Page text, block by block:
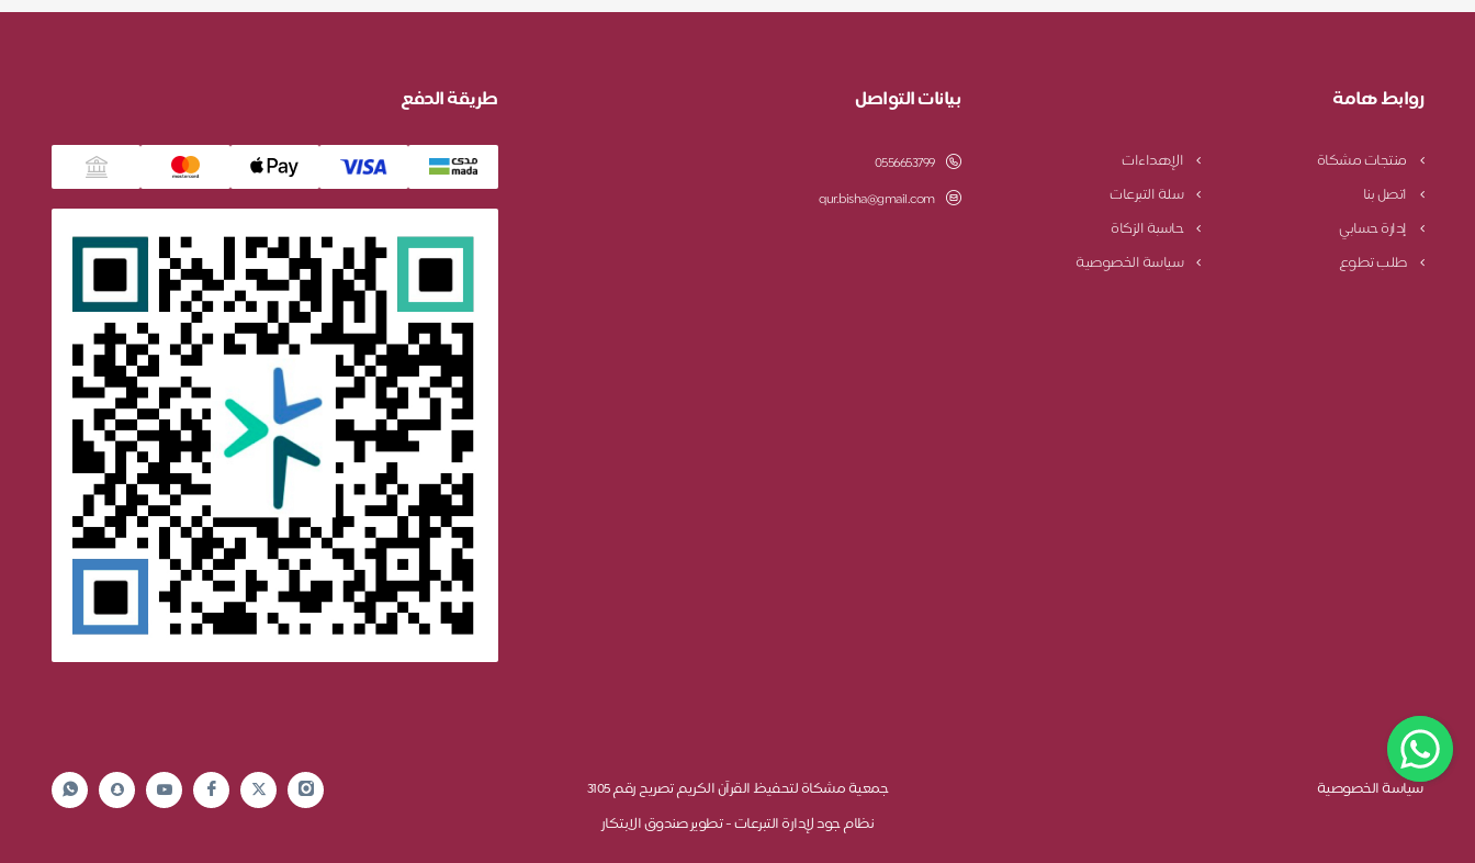
روابط هامة
منتجات مشكاة
الإهداءات
اتصل بنا
سلة التبرعات
إدارة حسابي
حاسبة الزكاة
طلب تطوع
سياسة الخصوصية
بيانات التواصل
0556653799
qur.bisha@gmail.com
طريقة الدفع
سياسة الخصوصية
جمعية مشكاة لتحفيظ القرآن الكريم تصريح رقم 3105
نظام جود لإدارة التبرعات - تطوير صندوق الابتكار